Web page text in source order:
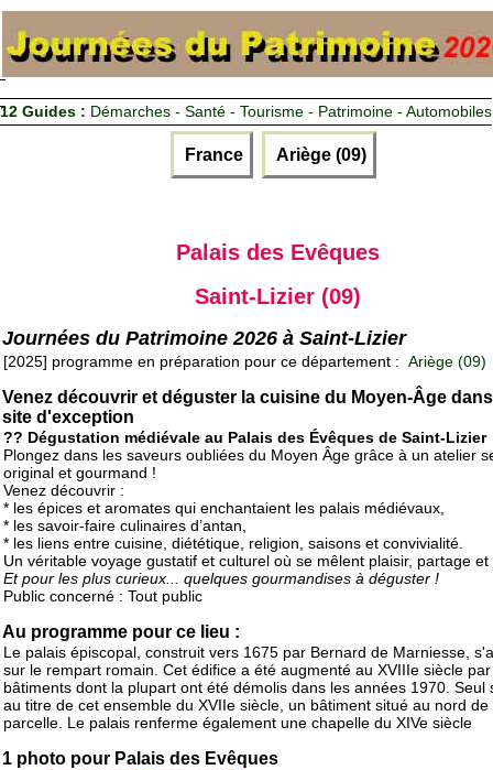
12 Guides : Démarches - Santé - Tourisme - Patrimoine - Automobiles
France Ariège (09)
Palais des Evêques
Saint-Lizier (09)
Journées du Patrimoine 2026 à Saint-Lizier
[2025] programme en préparation pour ce département : Ariège (09)
Venez découvrir et déguster la cuisine du Moyen-Âge
site d'exception
?? Dégustation médiévale au Palais des Évêques de Saint-Lizier
Plongez dans les saveurs oubliées du Moyen Âge grâce à un atelier
original et gourmand !
Venez découvrir :
* les épices et aromates qui enchantaient les palais médiévaux,
* les savoir-faire culinaires d’antan,
* les liens entre cuisine, diététique, religion, saisons et convivialité.
Un véritable voyage gustatif et culturel où se mêlent plaisir, partage et
Et pour les plus curieux... quelques gourmandises à déguster !
Public concerné : Tout public
Au programme pour ce lieu :
Le palais épiscopal, construit vers 1675 par Bernard de Marniesse,
sur le rempart romain. Cet édifice a été augmenté au XVIIIe siècle
bâtiments dont la plupart ont été démolis dans les années 1970. Seul
au titre de cet ensemble du XVIIe siècle, un bâtiment situé au nord de
parcelle. Le palais renferme également une chapelle du XIVe siècle
1 photo pour Palais des Evêques